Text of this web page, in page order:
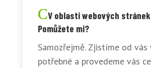
V oblasti webových
Pomůžete mi?
Samozřejmě. Zjistíme od vás
potřebné a provedeme vás